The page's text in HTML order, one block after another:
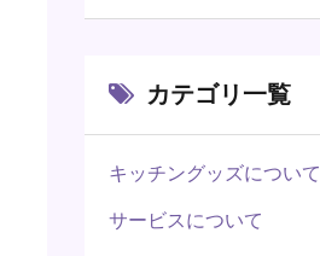
カテゴリ一覧
キッチングッズについて
サービスについて